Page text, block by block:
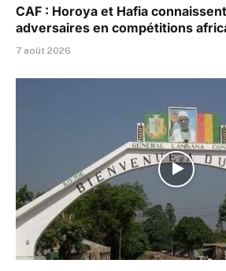
CAF : Horoya et Hafia
adversaires en compétitions
7 août 2026